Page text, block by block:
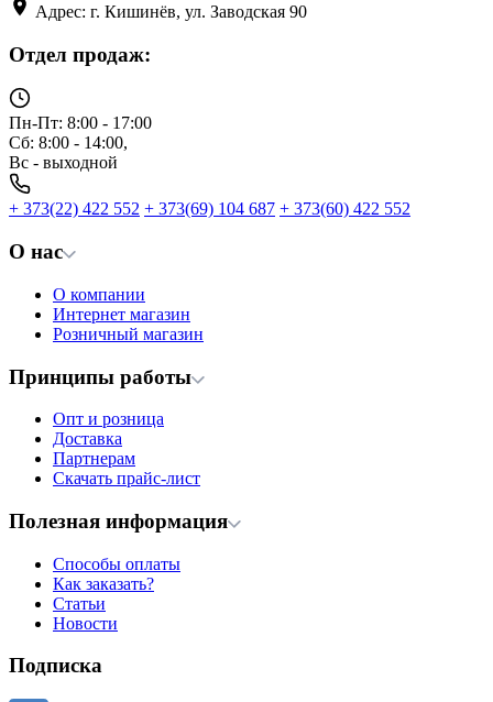
Адрес: г. Кишинёв, ул. Заводская 90
Отдел продаж:
Пн-Пт: 8:00 - 17:00
Сб: 8:00 - 14:00,
Вс - выходной
+ 373(22) 422 552 + 373(69) 104 687 + 373(60) 422 552
О нас
О компании
Интернет магазин
Розничный магазин
Принципы работы
Опт и розница
Доставка
Партнерам
Скачать прайс-лист
Полезная информация
Способы оплаты
Как заказать?
Статьи
Новости
Подписка